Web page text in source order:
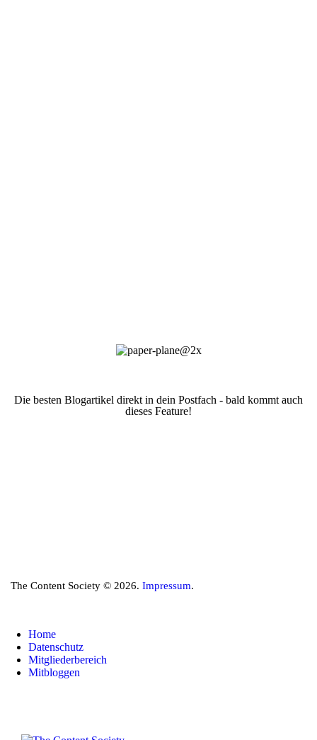
Die besten Blogartikel direkt in dein Postfach - bald kommt auch
dieses Feature!
The Content Society © 2026. Impressum.
Home
Datenschutz
Mitgliederbereich
Mitbloggen